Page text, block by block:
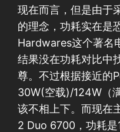
现在而言，但是由于
的理念，功耗实在是
Hardwares这个著名
结果没在功耗对比中
尊。不过根据接近的
30W(空载)/124W（
该不相上下。而现在
2 Duo 6700，功耗